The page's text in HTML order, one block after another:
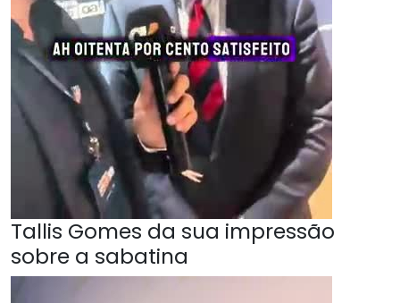
Tallis Gomes da sua impressão
sobre a sabatina